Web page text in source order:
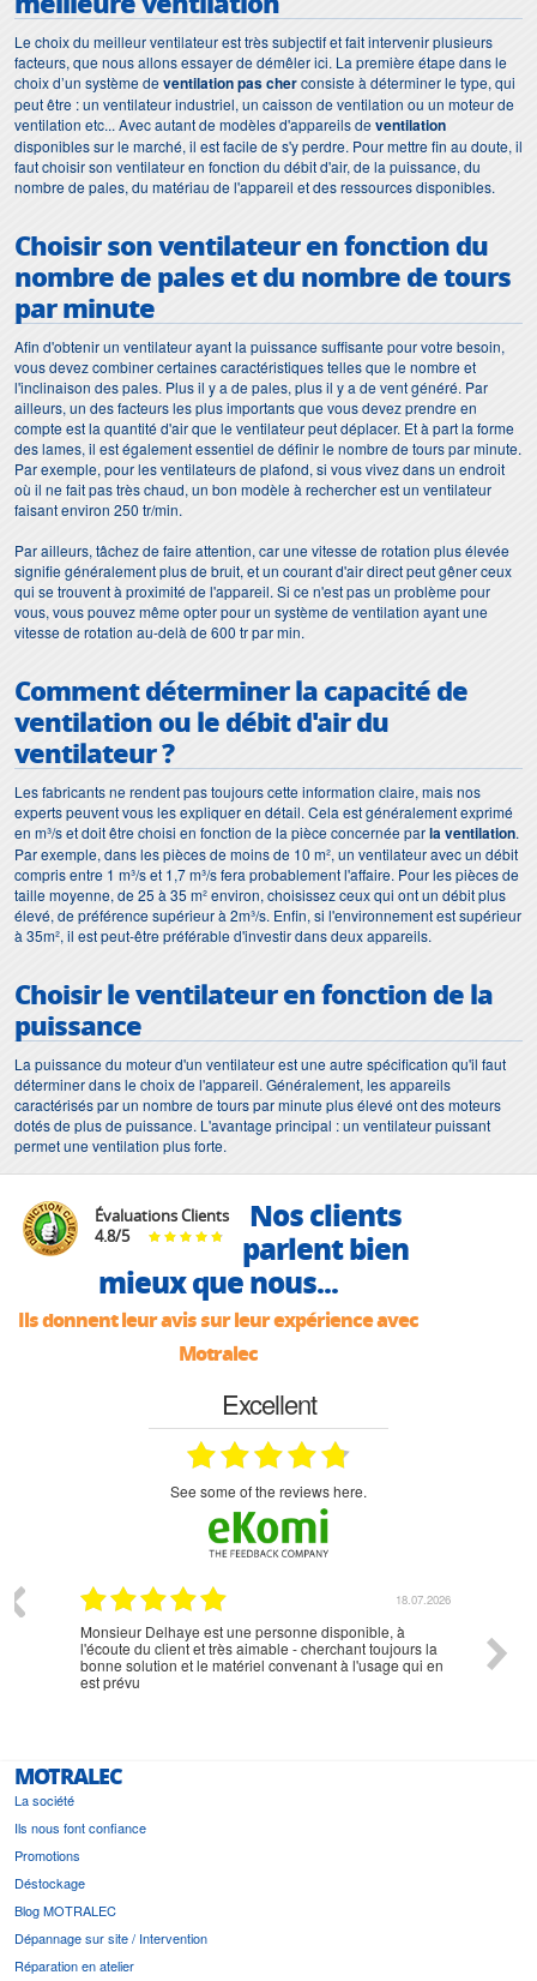
Le choix du meilleur ventilateur est très subjectif et fait intervenir plusieurs
facteurs, que nous allons essayer de démêler ici. La première étape dans le
choix d’un système deventilation pas cherconsiste à déterminer le type, qui
peut être : un ventilateur industriel, un caisson de ventilation ou un moteur de
ventilation etc... Avec autant de modèles d'appareils deventilation
disponibles sur le marché, il est facile de s'y perdre. Pour mettre fin au doute, il
faut choisir son ventilateur en fonction du débit d'air, de la puissance, du
nombre de pales, du matériau de l'appareil et des ressources disponibles.
Choisir son ventilateur en fonction du
nombre de pales et du nombre de tours
par minute
Afin d'obtenir un ventilateur ayant la puissance suffisante pour votre besoin,
vous devez combiner certaines caractéristiques telles que le nombre et
l'inclinaison des pales. Plus il y a de pales, plus il y a de vent généré. Par
ailleurs, un des facteurs les plus importants que vous devez prendre en
compte est la quantité d'air que le ventilateur peut déplacer. Et à part la forme
des lames, il est également essentiel de définir le nombre de tours par minute.
Par exemple, pour les ventilateurs de plafond, si vous vivez dans un endroit
où il ne fait pas très chaud, un bon modèle à rechercher est un ventilateur
faisant environ 250 tr/min.
Par ailleurs, tâchez de faire attention, car une vitesse de rotation plus élevée
signifie généralement plus de bruit, et un courant d'air direct peut gêner ceux
qui se trouvent à proximité de l'appareil. Si ce n'est pas un problème pour
vous, vous pouvez même opter pour un système de ventilation ayant une
vitesse de rotation au-delà de 600 tr par min.
Comment déterminer la capacité de
ventilation ou le débit d'air du
ventilateur ?
Les fabricants ne rendent pas toujours cette information claire, mais nos
experts peuvent vous les expliquer en détail. Cela est généralement exprimé
en m³/s et doit être choisi en fonction de la pièce concernée parla ventilation.
Par exemple, dans les pièces de moins de 10 m², un ventilateur avec un débit
compris entre 1 m³/s et 1,7 m³/s fera probablement l'affaire. Pour les pièces de
taille moyenne, de 25 à 35 m² environ, choisissez ceux qui ont un débit plus
élevé, de préférence supérieur à 2m³/s. Enfin, si l'environnement est supérieur
à 35m², il est peut-être préférable d'investir dans deux appareils.
Choisir le ventilateur en fonction de la
puissance
La puissance du moteur d'un ventilateur est une autre spécification qu'il faut
déterminer dans le choix de l'appareil. Généralement, les appareils
caractérisés par un nombre de tours par minute plus élevé ont des moteurs
dotés de plus de puissance. L'avantage principal : un ventilateur puissant
permet une ventilation plus forte.
Évaluations Clients
4.8/5
Nos clients
parlent bien
mieux que nous...
Ils donnent leur avis sur leur expérience avec
Motralec
Excellent
see some of the reviews here.
18.07.2026
Monsieur Delhaye est une personne disponible, à
l'écoute du client et très aimable - cherchant toujours la
bonne solution et le matériel convenant à l'usage qui en
est prévu
MOTRALEC
La société
Ils nous font confiance
Promotions
Déstockage
Blog MOTRALEC
Dépannage sur site / Intervention
Réparation en atelier